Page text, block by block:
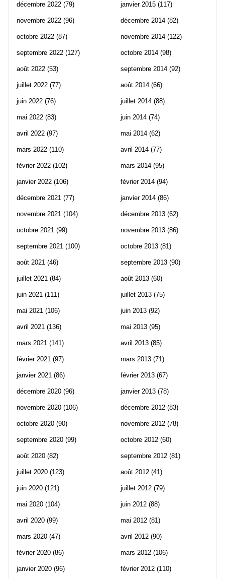
décembre 2022 (79)
novembre 2022 (96)
octobre 2022 (87)
septembre 2022 (127)
août 2022 (53)
juillet 2022 (77)
juin 2022 (76)
mai 2022 (83)
avril 2022 (97)
mars 2022 (110)
février 2022 (102)
janvier 2022 (106)
décembre 2021 (77)
novembre 2021 (104)
octobre 2021 (99)
septembre 2021 (100)
août 2021 (46)
juillet 2021 (84)
juin 2021 (111)
mai 2021 (106)
avril 2021 (136)
mars 2021 (141)
février 2021 (97)
janvier 2021 (86)
décembre 2020 (96)
novembre 2020 (106)
octobre 2020 (90)
septembre 2020 (99)
août 2020 (82)
juillet 2020 (123)
juin 2020 (121)
mai 2020 (104)
avril 2020 (99)
mars 2020 (47)
février 2020 (86)
janvier 2020 (96)
janvier 2015 (117)
décembre 2014 (82)
novembre 2014 (122)
octobre 2014 (98)
septembre 2014 (92)
août 2014 (66)
juillet 2014 (88)
juin 2014 (74)
mai 2014 (62)
avril 2014 (77)
mars 2014 (95)
février 2014 (94)
janvier 2014 (86)
décembre 2013 (62)
novembre 2013 (86)
octobre 2013 (81)
septembre 2013 (90)
août 2013 (60)
juillet 2013 (75)
juin 2013 (92)
mai 2013 (95)
avril 2013 (85)
mars 2013 (71)
février 2013 (67)
janvier 2013 (78)
décembre 2012 (83)
novembre 2012 (78)
octobre 2012 (60)
septembre 2012 (81)
août 2012 (41)
juillet 2012 (79)
juin 2012 (88)
mai 2012 (81)
avril 2012 (90)
mars 2012 (106)
février 2012 (110)